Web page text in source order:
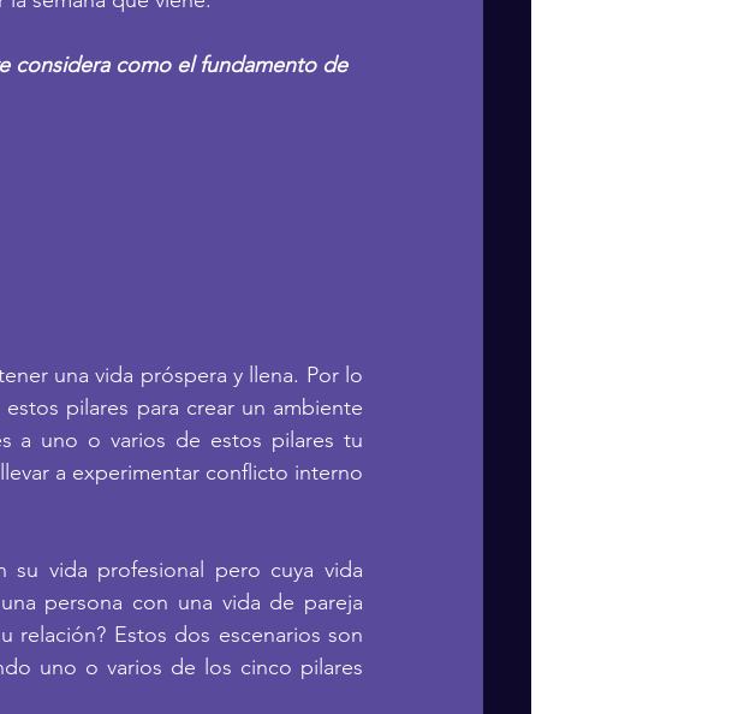
considera como el fundamento de
una vida próspera y llena. Por lo
pilares para crear un ambiente
a uno o varios de estos pilares tu
a experimentar conflicto interno
su vida profesional pero cuya vida
persona con una vida de pareja
Estos dos escenarios son
uno o varios de los cinco pilares